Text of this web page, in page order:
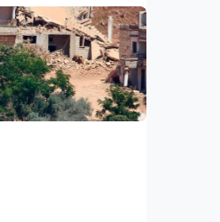
capai
buka kembali Selat